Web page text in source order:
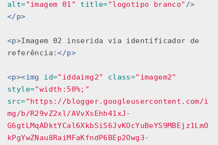
alt="imagem 01" title="logotipo branco" />
</p>
<p>Imagem 02 inserida via identificador de
referência:</p>
<p><img id="iddaimg2" class="imagem2"
style="width:50%;"
src="https://blogger.googleusercontent.com/i
mg/b/R29vZ2xl/AVvXsEhh41xJ-
G6gtLMqADktYCal6XkbSiS6JvKOcYuBeYS9MBEjz1LmO
kPgYwZNau8RaiMFaKfndP6BEp2Owg3-